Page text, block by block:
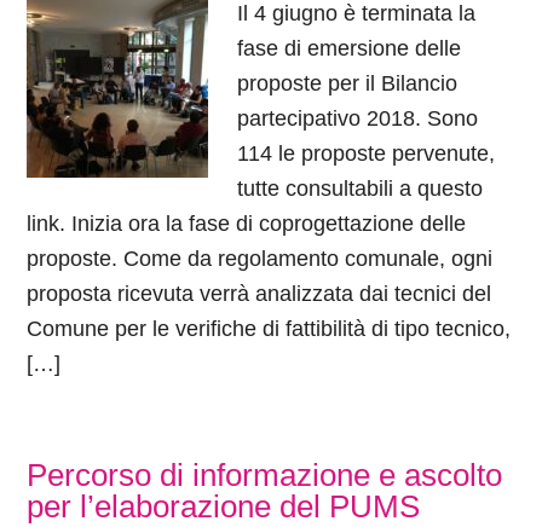
Il 4 giugno è terminata la
fase di emersione delle
proposte per il Bilancio
partecipativo 2018. Sono
114 le proposte pervenute,
tutte consultabili a questo
link. Inizia ora la fase di coprogettazione delle
proposte. Come da regolamento comunale, ogni
proposta ricevuta verrà analizzata dai tecnici del
Comune per le verifiche di fattibilità di tipo tecnico,
[…]
Percorso di informazione e ascolto
per l’elaborazione del PUMS